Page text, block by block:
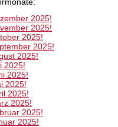
2025!
2025!
2025!
2025!
2025!
2025!
2025!
2025!
2025!
2025!
2025!
2025!